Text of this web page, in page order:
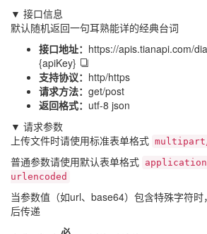
▼ 接口信息
默认随机返回一句耳熟能详的经典台词
接口地址： https://apis.tianapi.com/
{apiKey}
支持协议： http/https
请求方法： get/post
返回格式： utf-8 json
▼ 请求参数
上传文件时请使用标准表单格式
普通参数请使用默认表单格式
urlencoded
当参数值（如url、base64）包含特殊字符
后传递